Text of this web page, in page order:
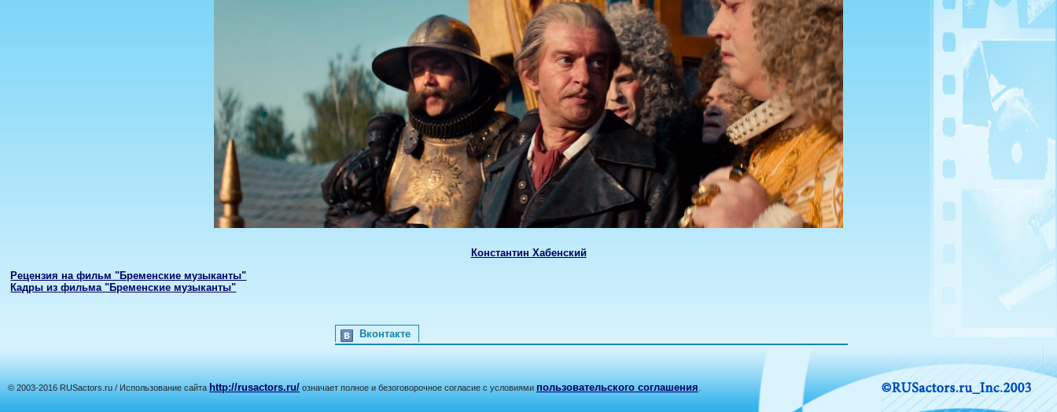
Константин Хабенский
Рецензия на фильм "Бременские музыканты"
Кадры из фильма "Бременские музыканты"
Вконтакте
© 2003-2016 RUSactors.ru / Использование сайта http://rusactors.ru/ означает полное и безоговорочное согласие с условиями пользовательского соглашения